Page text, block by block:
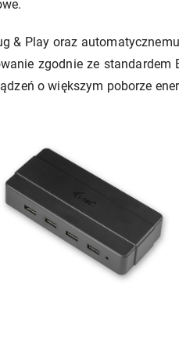
& Play oraz
zgodnie ze
o większym poborze